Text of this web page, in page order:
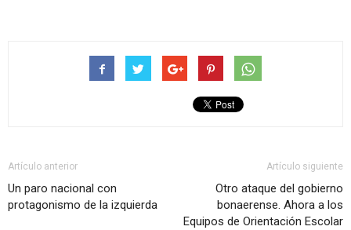
Artículo anterior
Un paro nacional con
protagonismo de la izquierda
Artículo siguiente
Otro ataque del gobierno
bonaerense. Ahora a los
Equipos de Orientación Escolar